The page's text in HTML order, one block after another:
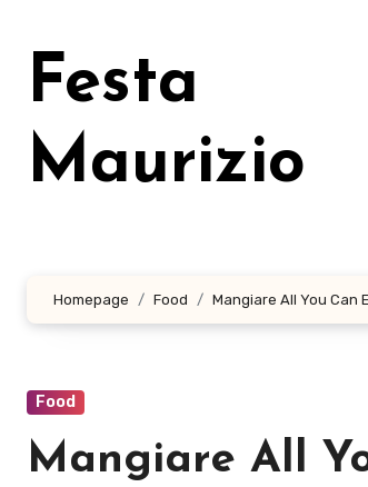
contenuto
Festa
Maurizio
Homepage Food Mangiare All You Can
Food
Mangiare All